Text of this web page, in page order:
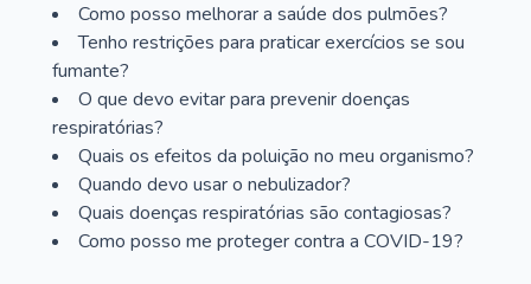
Como posso melhorar a saúde dos pulmões?
Tenho restrições para praticar exercícios se sou
fumante?
O que devo evitar para prevenir doenças
respiratórias?
Quais os efeitos da poluição no meu organismo?
Quando devo usar o nebulizador?
Quais doenças respiratórias são contagiosas?
Como posso me proteger contra a COVID-19?